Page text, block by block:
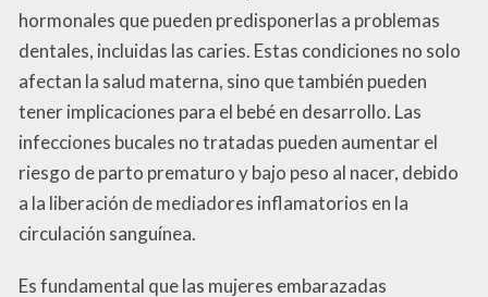
hormonales que pueden predisponerlas a problemas
dentales, incluidas las caries. Estas condiciones no solo
afectan la salud materna, sino que también pueden
tener implicaciones para el bebé en desarrollo. Las
infecciones bucales no tratadas pueden aumentar el
riesgo de parto prematuro y bajo peso al nacer, debido
a la liberación de mediadores inflamatorios en la
circulación sanguínea.
Es fundamental que las mujeres embarazadas